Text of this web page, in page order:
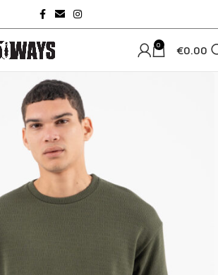
0 €0.00